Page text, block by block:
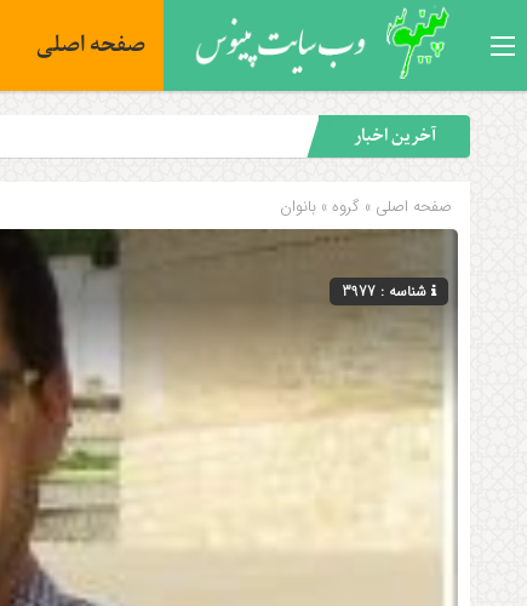
صفحه اصلی
آخرین اخبار
صفحه اصلی » گروه » بانوان
شناسه : 3977